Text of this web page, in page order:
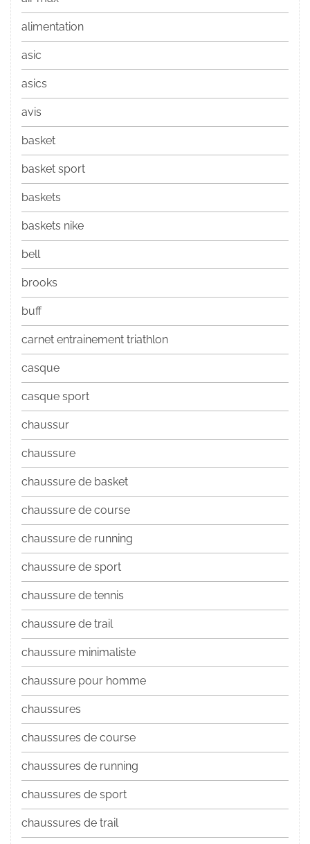
alimentation
asic
asics
avis
basket
basket sport
baskets
baskets nike
bell
brooks
buff
carnet entrainement triathlon
casque
casque sport
chaussur
chaussure
chaussure de basket
chaussure de course
chaussure de running
chaussure de sport
chaussure de tennis
chaussure de trail
chaussure minimaliste
chaussure pour homme
chaussures
chaussures de course
chaussures de running
chaussures de sport
chaussures de trail